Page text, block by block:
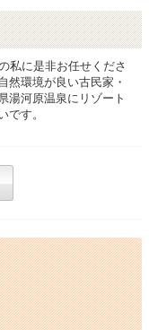
私に是非お任せくださ
然環境が良い古民家・
湯河原温泉にリゾート
です。